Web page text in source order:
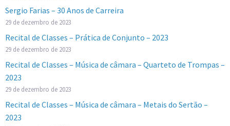
Sergio Farias – 30 Anos de Carreira
29 de dezembro de 2023
Recital de Classes – Prática de Conjunto – 2023
29 de dezembro de 2023
Recital de Classes – Música de câmara – Quarteto de Trompas –
2023
29 de dezembro de 2023
Recital de Classes – Música de câmara – Metais do Sertão –
2023